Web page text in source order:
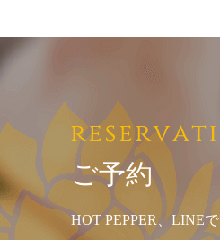
ご予約
HOT PEPPER、LINE